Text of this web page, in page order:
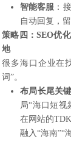
智能客服 ：
自动回复，
策略四：SEO优
地
很多海口企业在
词”。
布局长尾关
局“海口短视
在网站的
融入“海南”“